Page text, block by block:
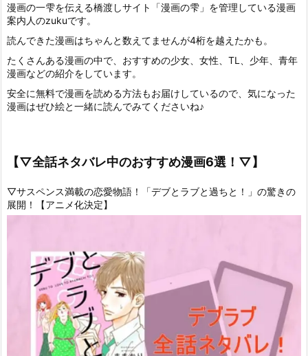
漫画の一雫を伝える橋渡しサイト「漫画の雫」を管理している漫画
案内人のzukuです。
読んできた漫画はちゃんと数えてませんが4桁を越えたかも。
たくさんある漫画の中で、おすすめの少女、女性、TL、少年、青年
漫画などの紹介をしています。
安全に無料で漫画を読める方法もお届けしているので、気になった
漫画はぜひ絵と一緒に読んでみてくださいね♪
【▽全話ネタバレ中のおすすめ漫画6選！▽】
▽サスペンス満載の恋愛物語！「デブとラブと過ちと！」の驚きの
展開！【アニメ化決定】